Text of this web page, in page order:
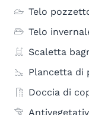
Telo
Telo
Scaletta
Plancetta di
Doccia di